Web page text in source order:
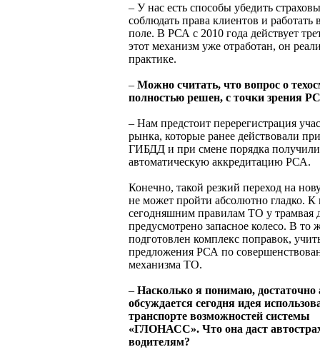
– У нас есть способы убедить
соблюдать права клиентов и работать
поле. В РСА с 2010 года действует
этот механизм уже отработан, он
практике.
– Можно считать, что вопрос о
полностью решен, с точки зрения
– Нам предстоит перерегистрация
рынка, которые ранее действовали
ГИБДД и при смене порядка получили
автоматическую аккредитацию РСА.
Конечно, такой резкий переход на
не может пройти абсолютно гладко. К
сегодняшним правилам ТО у трамвая
предусмотрено запасное колесо. В то
подготовлен комплекс поправок,
предложения РСА по
механизма ТО.
– Насколько я понимаю, достаточно
обсуждается сегодня идея
транспорте возможностей системы
«ГЛОНАСС». Что она даст
водителям?